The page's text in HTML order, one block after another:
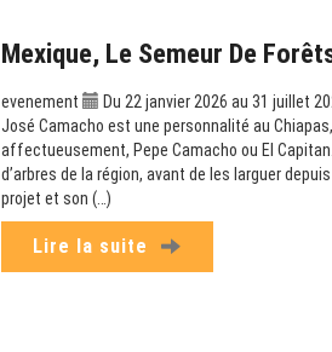
Mexique, Le Semeur De
evenement
Du 22 janvier 2026 au 31 juillet
José Camacho est une personnalité au
affectueusement, Pepe Camacho ou El
d’arbres de la région, avant de les larguer
projet et son (…)
Lire la suite